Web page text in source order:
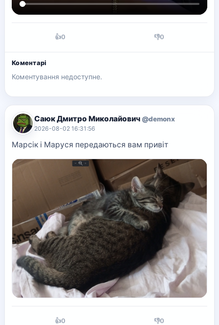
👍0 👎0
Коментарі
Коментування недоступне.
Саюк Дмитро Миколайович @demonx
2026-08-02 16:31:56
Марсік і Маруся передаються вам привіт
👍0 👎0